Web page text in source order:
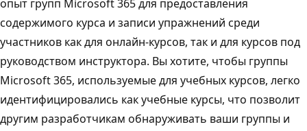
опыт групп Microsoft 365 для предоставления
содержимого курса и записи упражнений среди
участников как для онлайн-курсов, так и для курсов под
руководством инструктора. Вы хотите, чтобы группы
Microsoft 365, используемые для учебных курсов, легко
идентифицировались как учебные курсы, что позволит
другим разработчикам обнаруживать ваши группы и